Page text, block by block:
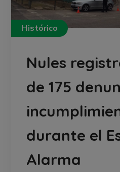
Histórico
Nules
de 175
durante el
Alarma